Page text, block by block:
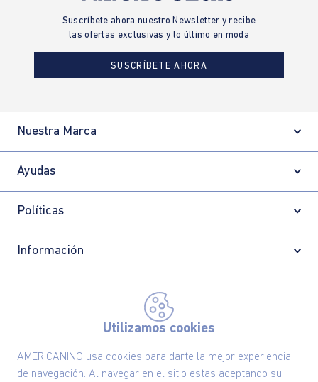
Utilizamos cookies
AMERICANINO usa cookies para darte la mejor experiencia
de navegación. Al navegar en el sitio estas aceptando su
Suscríbete ahora nuestro Newsletter y recibe
las ofertas exclusivas y lo último en moda
SUSCRÍBETE AHORA
Nuestra Marca
Ayudas
Políticas
Información